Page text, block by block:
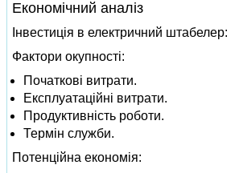
Економічний аналіз
Інвестиція в електричний штабелер:
Фактори окупності:
Початкові витрати.
Експлуатаційні витрати.
Продуктивність роботи.
Термін служби.
Потенційна економія: